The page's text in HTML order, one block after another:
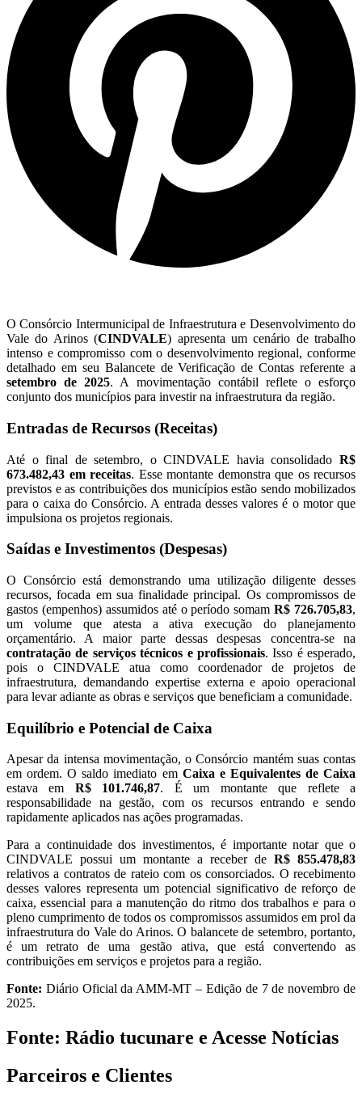
O Consórcio Intermunicipal de Infraestrutura e Desenvolvimento do
Vale do Arinos (CINDVALE) apresenta um cenário de trabalho
intenso e compromisso com o desenvolvimento regional, conforme
detalhado em seu Balancete de Verificação de Contas referente a
setembro de 2025. A movimentação contábil reflete o esforço
conjunto dos municípios para investir na infraestrutura da região.
Entradas de Recursos (Receitas)
Até o final de setembro, o CINDVALE havia consolidado R$
673.482,43 em receitas. Esse montante demonstra que os recursos
previstos e as contribuições dos municípios estão sendo mobilizados
para o caixa do Consórcio. A entrada desses valores é o motor que
impulsiona os projetos regionais.
Saídas e Investimentos (Despesas)
O Consórcio está demonstrando uma utilização diligente desses
recursos, focada em sua finalidade principal. Os compromissos de
gastos (empenhos) assumidos até o período somamR$ 726.705,83,
um volume que atesta a ativa execução do planejamento
orçamentário. A maior parte dessas despesas concentra-se na
contratação de serviços técnicos e profissionais. Isso é esperado,
pois o CINDVALE atua como coordenador de projetos de
infraestrutura, demandando expertise externa e apoio operacional
para levar adiante as obras e serviços que beneficiam a comunidade.
Equilíbrio e Potencial de Caixa
Apesar da intensa movimentação, o Consórcio mantém suas contas
em ordem. O saldo imediato em Caixa e Equivalentes de Caixa
estava em R$ 101.746,87. É um montante que reflete a
responsabilidade na gestão, com os recursos entrando e sendo
rapidamente aplicados nas ações programadas.
Para a continuidade dos investimentos, é importante notar que o
CINDVALE possui um montante a receber de R$ 855.478,83
relativos a contratos de rateio com os consorciados. O recebimento
desses valores representa um potencial significativo de reforço de
caixa, essencial para a manutenção do ritmo dos trabalhos e para o
pleno cumprimento de todos os compromissos assumidos em prol da
infraestrutura do Vale do Arinos. O balancete de setembro, portanto,
é um retrato de uma gestão ativa, que está convertendo as
contribuições em serviços e projetos para a região.
Fonte: Diário Oficial da AMM-MT – Edição de 7 de novembro de
2025.
Fonte: Rádio tucunare e Acesse Notícias
Parceiros e Clientes